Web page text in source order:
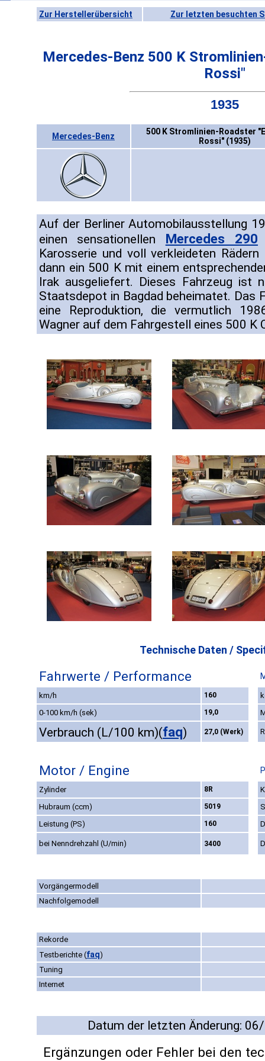
Zur Herstellerübersicht Zur letzten besuchten
Mercedes-Benz 500 K
Rossi"
1935
Mercedes-Benz
500 K Stromlinien-Roadster
Rossi" (1935)
Auf der Berliner Automobilausstellung
einen sensationellen Mercedes 290
Karosserie und voll verkleideten
dann ein 500 K mit einem
Irak ausgeliefert. Dieses Fahrzeug ist
Staatsdepot in Bagdad beheimatet. Das
eine Reproduktion, die vermutlich
Wagner auf dem Fahrgestell eines 500 K
Technische Daten /
Fahrwerte / Performance
km/h 160
0-100 km/h (sek)
19,0
Verbrauch (L/100 km)(faq) 27,0 (Werk)
Motor / Engine
Zylinder 8R
Hubraum (ccm)
5019
Leistung (PS)
160
bei Nenndrehzahl (U/min) 3400
Vorgängermodell
Nachfolgemodell
Rekorde
Testberichte (faq)
Tuning
Internet
Datum der letzten Änderung:
Ergänzungen oder Fehler bei den